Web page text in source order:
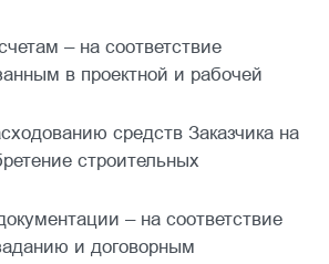
– на соответствие
в проектной и рабочей
средств Заказчика на
строительных
– на соответствие
и договорным